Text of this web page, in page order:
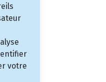
votre